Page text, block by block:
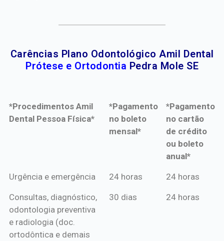
Carências Plano Odontológico Amil Dental
Prótese e Ortodontia Pedra Mole SE
*Procedimentos Amil
Dental Pessoa Física*
*Pagamento
no boleto
mensal*
*Pagamento
no cartão
de crédito
ou boleto
anual*
*Procedimentos Amil
*Pagamento
mensal*
*Pagamento
de crédito
Urgência e emergência 24 horas 24 horas
Consultas, diagnóstico,
odontologia preventiva
e radiologia (doc.
ortodôntica e demais
30 dias 24 horas